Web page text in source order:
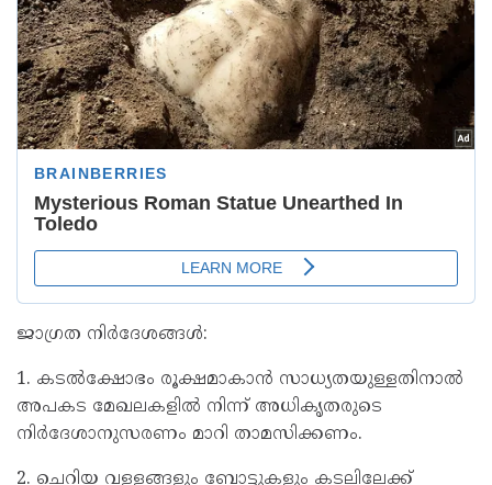
ജാഗ്രത നിർദേശങ്ങൾ:
1. കടൽക്ഷോഭം രൂക്ഷമാകാൻ സാധ്യതയുള്ളതിനാൽ
അപകട മേഖലകളിൽ നിന്ന് അധികൃതരുടെ
നിർദേശാനുസരണം മാറി താമസിക്കണം.
2. ചെറിയ വള്ളങ്ങളും ബോട്ടുകളും കടലിലേക്ക്